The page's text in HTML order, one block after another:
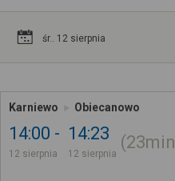
śr.. 12 sierpnia
Karniewo Obiecanowo
14:00
12 sierpnia
14:23
12 sierpnia
23min